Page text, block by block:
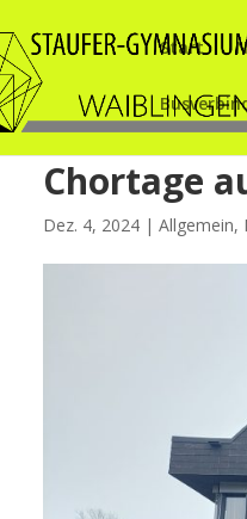
Start
Chortage
Dez. 4, 2024 |Allgemein,